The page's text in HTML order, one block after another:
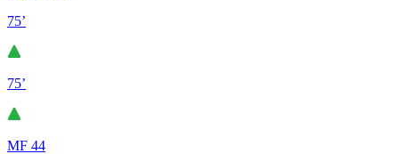
75’
75’
MF 44